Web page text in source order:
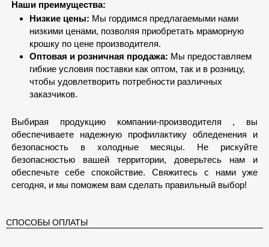
Наши преимущества:
Низкие цены: Мы гордимся предлагаемыми нами
низкими ценами, позволяя приобретать мраморную
крошку по цене производителя.
Оптовая и розничная продажа: Мы предоставляем
гибкие условия поставки как оптом, так и в розницу,
чтобы удовлетворить потребности различных
заказчиков.
Выбирая продукцию компании-производителя , вы
обеспечиваете надежную профилактику обледенения и
безопасность в холодные месяцы. Не рискуйте
безопасностью вашей территории, доверьтесь нам и
обеспечьте себе спокойствие. Свяжитесь с нами уже
сегодня, и мы поможем вам сделать правильный выбор!
СПОСОБЫ ОПЛАТЫ